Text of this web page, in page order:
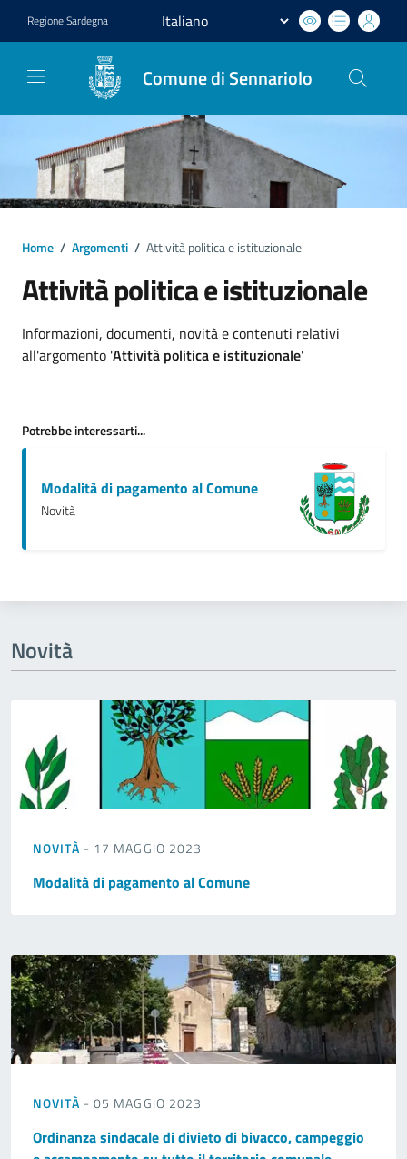
RegioneSardegna
Comune di Sennariolo
Home / Argomenti / Attività politica e istituzionale
Attività politica e istituzionale
Dettagli argomento
Informazioni, documenti, novità e contenuti relativi
all'argomento 'Attività politica e istituzionale'
Potrebbe interessarti...
Modalità di pagamento al Comune
Novità
Novità
NOVITÀ - 17 MAGGIO 2023
Modalità di pagamento al Comune
NOVITÀ - 05 MAGGIO 2023
Ordinanza sindacale di divieto di bivacco, campeggio